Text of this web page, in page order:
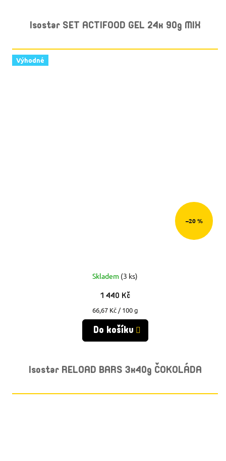
Isostar SET ACTIFOOD GEL 24x 90g MIX
Výhodné
–20 %
Skladem (3 ks)
1 440 Kč
Měrná
cena:
66,67 Kč / 100 g
Do košíku
Isostar RELOAD BARS 3x40g ČOKOLÁDA